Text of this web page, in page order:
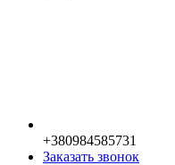
+380984585731
Заказать звонок